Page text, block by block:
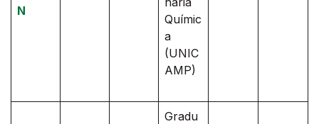
N
Químic
a
(UNIC
AMP)
Gradu